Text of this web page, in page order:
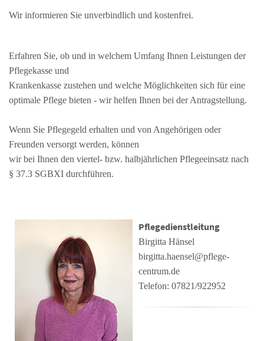
Wir informieren Sie unverbindlich und kostenfrei.
Erfahren Sie, ob und in welchem Umfang Ihnen Leistungen der
Pflegekasse und
Krankenkasse zustehen und welche Möglichkeiten sich für eine
optimale Pflege bieten - wir helfen Ihnen bei der Antragstellung.
Wenn Sie Pflegegeld erhalten und von Angehörigen oder
Freunden versorgt werden, können
wir bei Ihnen den viertel- bzw. halbjährlichen Pflegeeinsatz nach
§ 37.3 SGBXI durchführen.
Pflegedienstleitung
Birgitta Hänsel
birgitta.haensel@pflege-
centrum.de
Telefon: 07821/922952